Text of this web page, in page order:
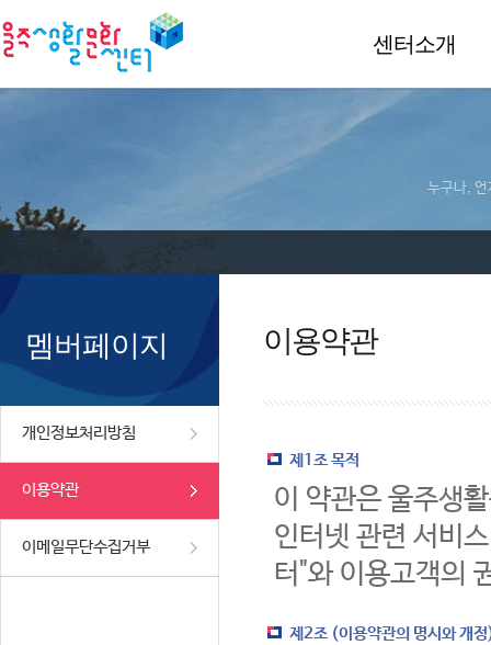
센터소개
누구나, 언
멤버페이지
개인정보처리방침
이용약관
이메일무단수집거부
이용약관
제1조 목적
이 약관은 울주생
인터넷 관련 서비
터"와 이용고객의
제2조 (이용약관의 명시와 개